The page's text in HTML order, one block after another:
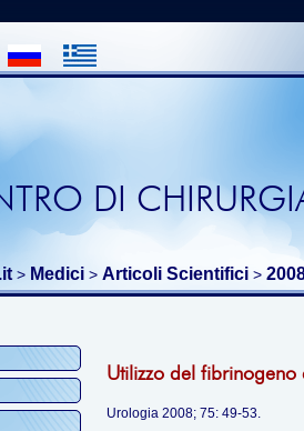
DI
> Medici > Articoli Scientifici >
Utilizzo del fibrinogeno
Urologia 2008; 75: 49-53.